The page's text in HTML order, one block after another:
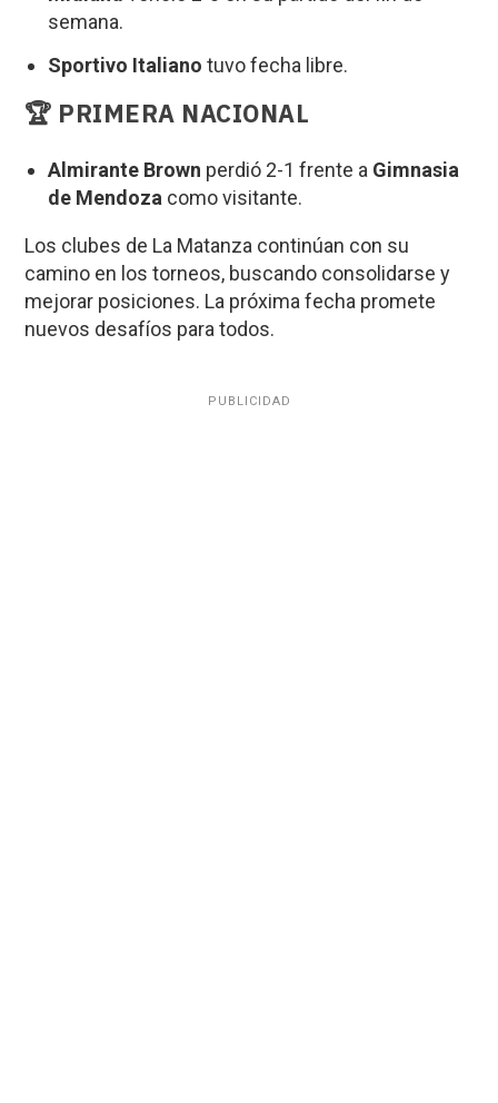
semana.
Sportivo Italiano tuvo fecha libre.
🏆 PRIMERA NACIONAL
Almirante Brown perdió 2-1 frente a Gimnasia
de Mendoza como visitante.
Los clubes de La Matanza continúan con su
camino en los torneos, buscando consolidarse y
mejorar posiciones. La próxima fecha promete
nuevos desafíos para todos.
PUBLICIDAD